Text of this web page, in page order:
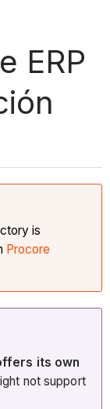
ERP
is
Procore
its own
not support